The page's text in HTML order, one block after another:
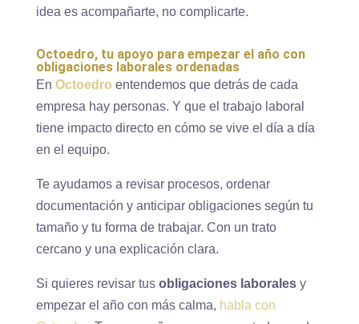
idea es acompañarte, no complicarte.
Octoedro, tu apoyo para empezar el año con
obligaciones laborales ordenadas
En Octoedro entendemos que detrás de cada
empresa hay personas. Y que el trabajo laboral
tiene impacto directo en cómo se vive el día a día
en el equipo.
Te ayudamos a revisar procesos, ordenar
documentación y anticipar obligaciones según tu
tamaño y tu forma de trabajar. Con un trato
cercano y una explicación clara.
Si quieres revisar tus obligaciones laboralesy
empezar el año con más calma, habla con